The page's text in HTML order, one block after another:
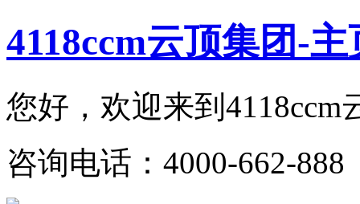
4118ccm云顶集团-主
您好，欢迎来到4118ccm
咨询电话：4000-662-